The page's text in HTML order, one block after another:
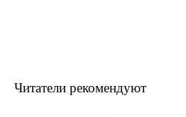
Читатели рекомендуют